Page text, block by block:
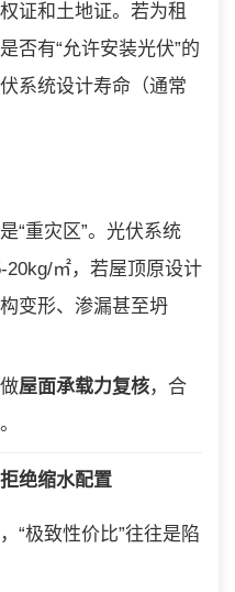
证和土地证。若为租
否有“允许安装光伏”的
系统设计寿命（通常
“重灾区”。光伏系统
20kg/㎡，若屋顶原设计
变形、渗漏甚至坍
屋面承载力复核，合
绝缩水配置
“极致性价比”往往是陷